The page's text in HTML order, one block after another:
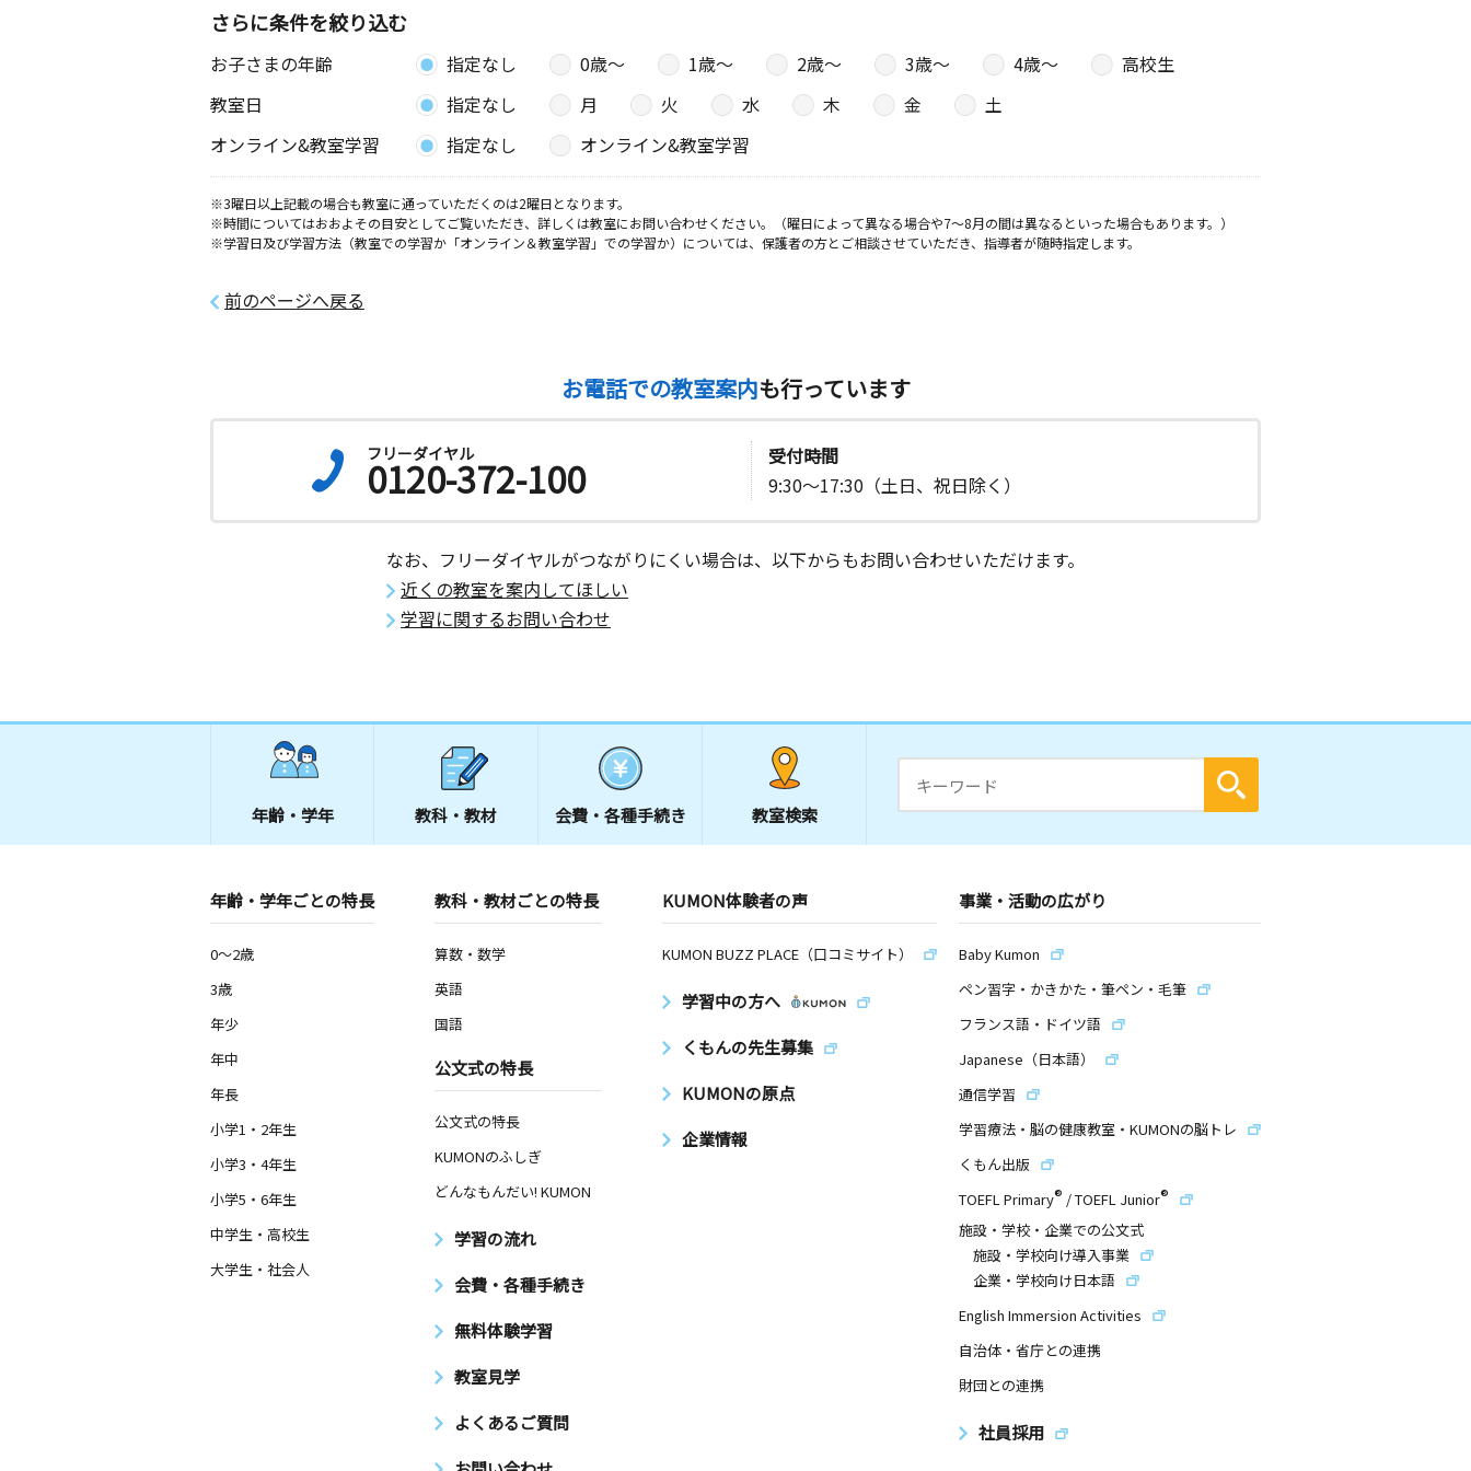
さらに条件を絞り込む
お子さまの年齢 指定なし 0歳〜 1歳〜 2歳〜 3歳〜 4歳〜
高校生
教室日
指定なし 月 火 水 木 金
土
オンライン&教室学習
指定なし オンライン&教室学習
※3曜日以上記載の場合も教室に通っていただくのは2曜日となります。
※時間についてはおおよその目安としてご覧いただき、詳しくは教室にお問い合わせください。（曜日によって異なる場合や7～8月の間は異なるといった場合もあります。）
※学習日及び学習方法（教室での学習か「オンライン＆教室学習」での学習か）については、保護者の方とご相談させていただき、指導者が随時指定します。
前のページへ戻る
お電話での教室案内も行っています
フリーダイヤル
0120-372-100
受付時間
9:30～17:30（土日、祝日除く）
なお、フリーダイヤルがつながりにくい場合は、以下からもお問い合わせいただけます。
近くの教室を案内してほしい
学習に関するお問い合わせ
年齢・学年 教科・教材 会費・ 各種手続き 教室検索
年齢・学年ごとの特長
0～2歳
3歳
年少
年中
年長
小学1・2年生
小学3・4年生
小学5・6年生
中学生・高校生
大学生・社会人
教科・教材ごとの特長
算数・数学
英語
国語
公文式の特長
公文式の特長
KUMONのふしぎ
どんなもんだい! KUMON
学習の流れ
会費・各種手続き
無料体験学習
教室見学
よくあるご質問
KUMON体験者の声
KUMON BUZZ PLACE（口コミサイト）
学習中の方へ
くもんの先生募集
KUMONの原点
企業情報
事業・活動の広がり
Baby Kumon
ペン習字・かきかた・筆ペン・毛筆
フランス語・ドイツ語
Japanese（日本語）
通信学習
学習療法・脳の健康教室・KUMONの脳トレ
くもん出版
TOEFL Primary® /TOEFL Junior®
施設・学校・企業での公文式
施設・学校向け導入事業
企業・学校向け日本語
English Immersion Activities
自治体・省庁との連携
財団との連携
社員採用